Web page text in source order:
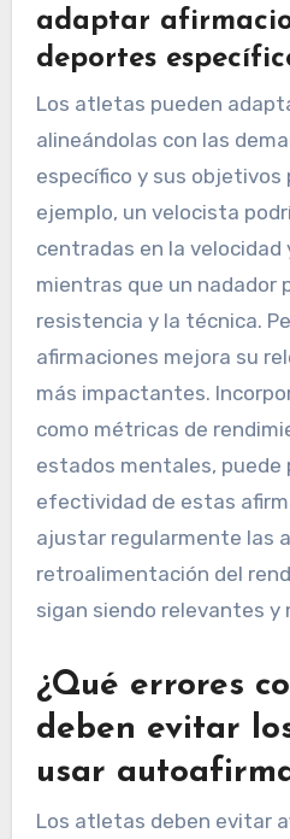
adaptar
deportes
Los atletas pueden
alineándolas con las
específico y sus objetivos
ejemplo, un velocista
centradas en la velocidad
mientras que un nadador
resistencia y la técnica.
afirmaciones mejora su
más impactantes.
como métricas de
estados mentales, puede
efectividad de estas
ajustar regularmente las
retroalimentación del
sigan siendo relevantes y
¿Qué errores
deben evitar
usar
Los atletas deben evitar